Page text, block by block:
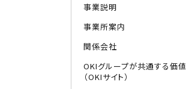
事業説明
事業所案内
関係会社
OKIグループが共通する価値
（OKIサイト）